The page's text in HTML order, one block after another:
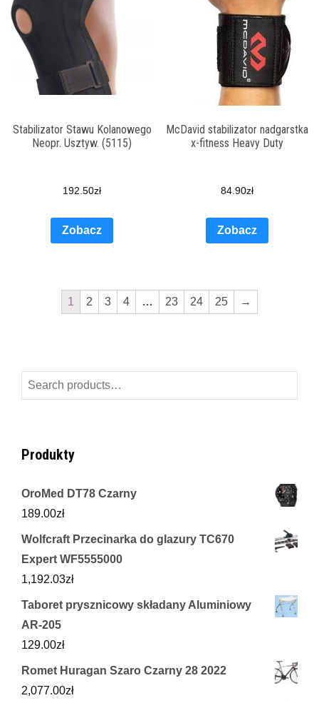
Stabilizator Stawu Kolanowego
Neopr. Usztyw. (5115)
192.50zł
Zobacz
McDavid stabilizator nadgarstka
x-fitness Heavy Duty
84.90zł
Zobacz
1 2 3 4 … 23 24 25 →
Search
for:
Produkty
OroMed DT78 Czarny
189.00zł
Wolfcraft Przecinarka do glazury TC670
Expert WF5555000
1,192.03zł
Taboret prysznicowy składany Aluminiowy
AR-205
129.00zł
Romet Huragan Szaro Czarny 28 2022
2,077.00zł